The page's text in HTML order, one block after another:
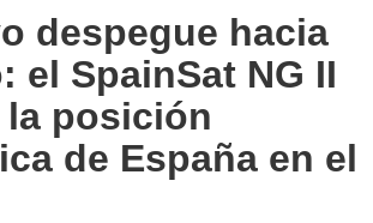
despegue hacia
el SpainSat NG II
la posición
de España en el